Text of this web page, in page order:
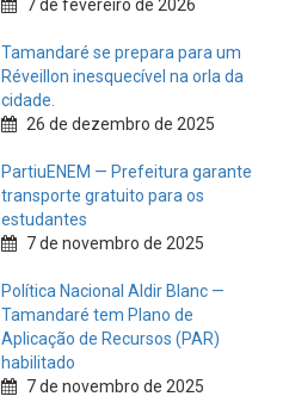
7 de fevereiro de 2026
Tamandaré se prepara para um
Réveillon inesquecível na orla da
cidade.
26 de dezembro de 2025
PartiuENEM — Prefeitura garante
transporte gratuito para os
estudantes
7 de novembro de 2025
Política Nacional Aldir Blanc —
Tamandaré tem Plano de
Aplicação de Recursos (PAR)
habilitado
7 de novembro de 2025